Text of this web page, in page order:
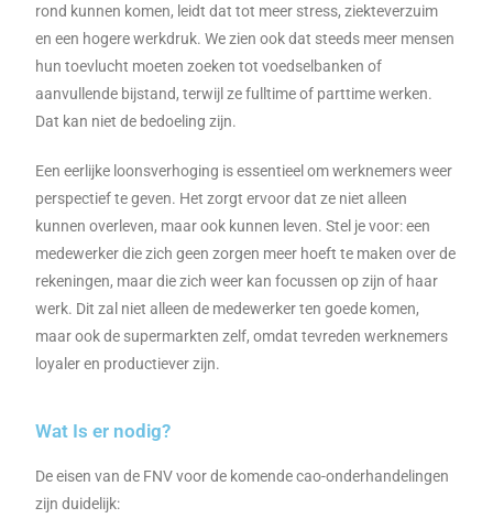
rond kunnen komen, leidt dat tot meer stress, ziekteverzuim
en een hogere werkdruk. We zien ook dat steeds meer mensen
hun toevlucht moeten zoeken tot voedselbanken of
aanvullende bijstand, terwijl ze fulltime of parttime werken.
Dat kan niet de bedoeling zijn.
Een eerlijke loonsverhoging is essentieel om werknemers weer
perspectief te geven. Het zorgt ervoor dat ze niet alleen
kunnen overleven, maar ook kunnen leven. Stel je voor: een
medewerker die zich geen zorgen meer hoeft te maken over de
rekeningen, maar die zich weer kan focussen op zijn of haar
werk. Dit zal niet alleen de medewerker ten goede komen,
maar ook de supermarkten zelf, omdat tevreden werknemers
loyaler en productiever zijn.
Wat Is er nodig?
De eisen van de FNV voor de komende cao-onderhandelingen
zijn duidelijk: